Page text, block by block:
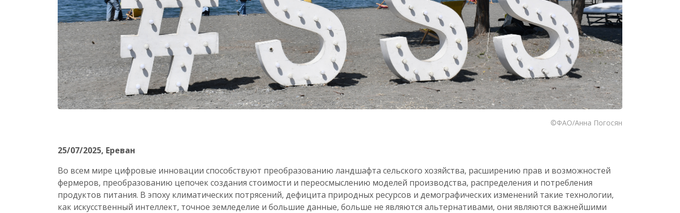
©ФАО/Анна Погосян
25/07/2025, Ереван
Во всем мире цифровые инновации способствуют преобразованию ландшафта сельского хозяйства, расширению прав и возможностей
фермеров, преобразованию цепочек создания стоимости и переосмыслению моделей производства, распределения и потребления
продуктов питания. В эпоху климатических потрясений, дефицита природных ресурсов и демографических изменений такие технологии,
как искусственный интеллект, точное земледелие и большие данные, больше не являются альтернативами, они являются важнейшими